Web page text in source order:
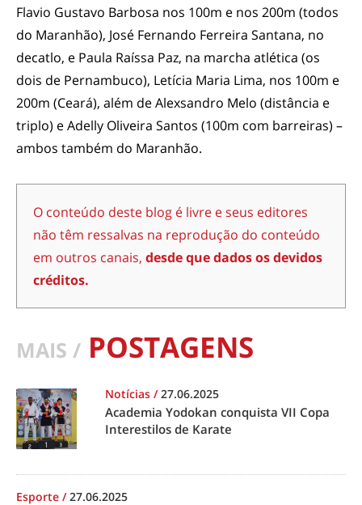
Flavio Gustavo Barbosa nos 100m e nos 200m (todos
do Maranhão), José Fernando Ferreira Santana, no
decatlo, e Paula Raíssa Paz, na marcha atlética (os
dois de Pernambuco), Letícia Maria Lima, nos 100m e
200m (Ceará), além de Alexsandro Melo (distância e
triplo) e Adelly Oliveira Santos (100m com barreiras) –
ambos também do Maranhão.
O conteúdo deste blog é livre e seus editores
não têm ressalvas na reprodução do conteúdo
em outros canais, desde que dados os devidos
créditos.
MAIS / POSTAGENS
Notícias /27.06.2025
Academia Yodokan conquista VII Copa
Interestilos de Karate
Esporte /27.06.2025